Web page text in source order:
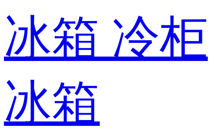
冰箱 冷柜
冰箱